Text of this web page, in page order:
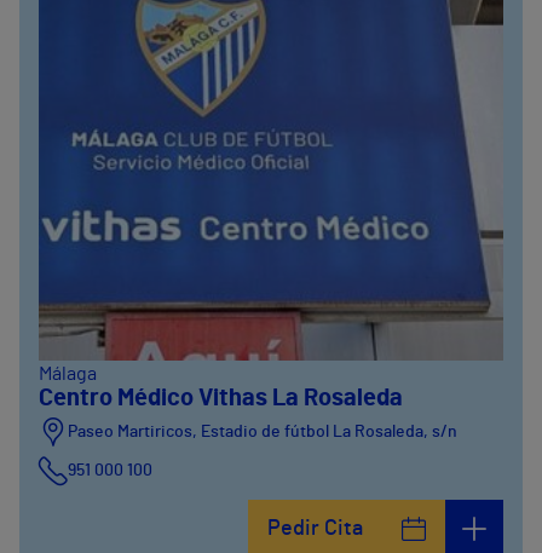
Málaga
Centro Médico Vithas La Rosaleda
Paseo Martiricos, Estadio de fútbol La Rosaleda, s/n
951 000 100
Pedir Cita